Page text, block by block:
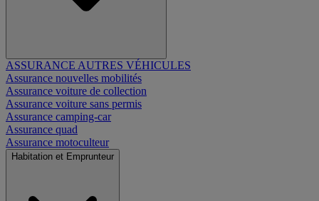
ASSURANCE AUTRES VÉHICULES
Assurance nouvelles mobilités
Assurance voiture de collection
Assurance voiture sans permis
Assurance camping-car
Assurance quad
Assurance motoculteur
Habitation et Emprunteur